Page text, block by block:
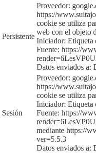
Persistente
Proveedor:
https://
cookie se utiliza
web con el objeto
Iniciador: Etiqueta
Fuente: https://
Datos enviados a:
Sesión
Proveedor:
https://
cookie se utiliza
Iniciador: Etiqueta
Fuente: https://
mediante https://
ver=5.5.3
Datos enviados a: